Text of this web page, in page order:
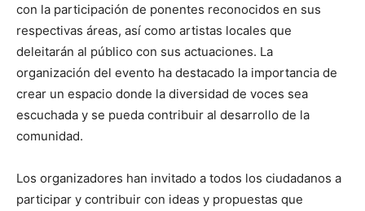
con la participación de ponentes reconocidos en sus
respectivas áreas, así como artistas locales que
deleitarán al público con sus actuaciones. La
organización del evento ha destacado la importancia de
crear un espacio donde la diversidad de voces sea
escuchada y se pueda contribuir al desarrollo de la
comunidad.
Los organizadores han invitado a todos los ciudadanos a
participar y contribuir con ideas y propuestas que